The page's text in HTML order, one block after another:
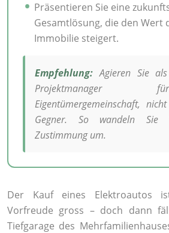
Präsentieren Sie eine
Gesamtlösung, die den Wert
Immobilie steigert.
Empfehlung: Agieren Sie
Eigentümergemeinschaft,
Gegner. So wandeln Sie
Zustimmung um.
Der Kauf eines Elektroautos
Vorfreude gross – doch dann
Tiefgarage des